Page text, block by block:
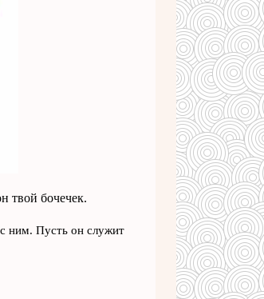
твой бочечек.
ним. Пусть он служит